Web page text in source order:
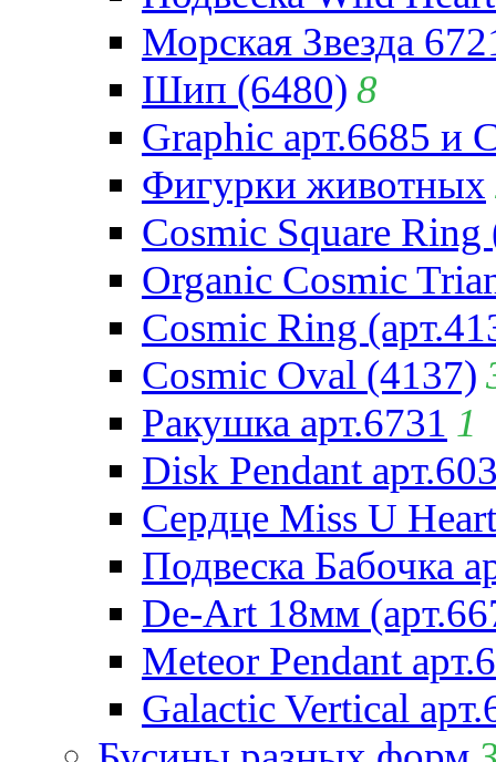
Морская Звезда
Шип (6480) 8
Graphic арт.6685 и
Фигурки животных
Cosmic Square Ring
Organic Cosmic
Cosmic Ring
Cosmic Oval (4137)
Ракушка арт.6731 1
Disk Pendant
Сердце Miss U
Подвеска Бабочка
De-Art 18мм
Meteor Pendant
Galactic Vertical